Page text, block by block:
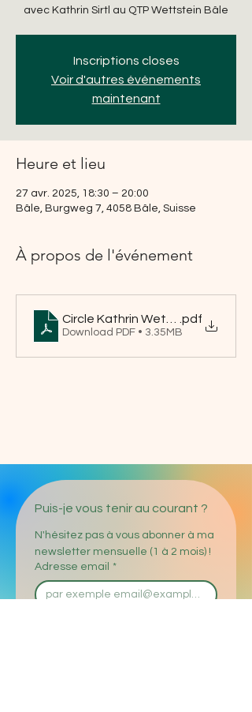
avec Kathrin Sirtl au QTP Wettstein Bâle
Inscriptions closes
Voir d'autres événements
maintenant
Heure et lieu
27 avr. 2025, 18:30 – 20:00
Bâle, Burgweg 7, 4058 Bâle, Suisse
À propos de l'événement
Circle Kathrin Wettstein 2025 (1)
.pdf
Download PDF • 3.35MB
Puis-je vous tenir au courant ?
N'hésitez pas à vous abonner à ma
newsletter mensuelle (1 à 2 mois) !
Adresse email *